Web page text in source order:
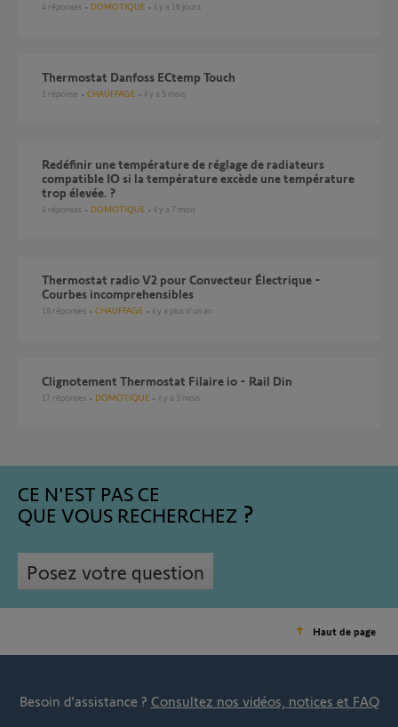
4 réponses DOMOTIQUE il y a 16 jours
Thermostat Danfoss ECtemp Touch
1 réponse CHAUFFAGE il y a 5 mois
Redéfinir une température de réglage de radiateurs
compatible IO si la température excède une température
trop élevée. ?
4 réponses DOMOTIQUE il y a 7 mois
Thermostat radio V2 pour Convecteur Électrique -
Courbes incomprehensibles
18 réponses CHAUFFAGE il y a plus d'un an
Clignotement Thermostat Filaire io - Rail Din
17 réponses DOMOTIQUE il y a 3 mois
CE N'EST PAS CE
QUE VOUS RECHERCHEZ
Posez votre question
Haut de page
Besoin d’assistance ? Consultez nos vidéos, notices et FAQ